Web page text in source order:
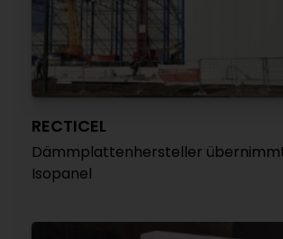
RECTICEL
Dämmplattenhersteller
Isopanel